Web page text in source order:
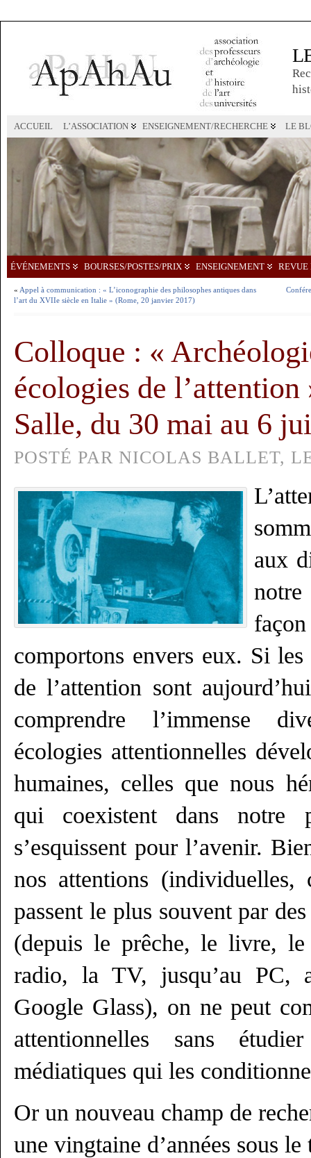
ACCUEIL L’ASSOCIATION ENSEIGNEMENT/RECHERCHE LE
ÉVÉNEMENTS BOURSES/POSTES/PRIX ENSEIGNEMENT REVUE
« Appel à communication : « L’iconographie des philosophes antiques dans
l’art du XVIIe siècle en Italie » (Rome, 20 janvier 2017)
Colloque : «
écologies de
Salle, du 30 mai au 6
POSTÉ PAR NICOLAS BALLET,
aux
comportons envers eux. Si les
de l’attention sont
comprendre l’immense
écologies attentionnelles
humaines, celles que nous
qui coexistent dans notre
s’esquissent pour l’avenir.
nos attentions (individuelles,
passent le plus souvent par
(depuis le prêche, le livre,
radio, la TV, jusqu’au PC,
Google Glass), on ne peut
attentionnelles sans
médiatiques qui les
Or un nouveau champ de
une vingtaine d’années sous